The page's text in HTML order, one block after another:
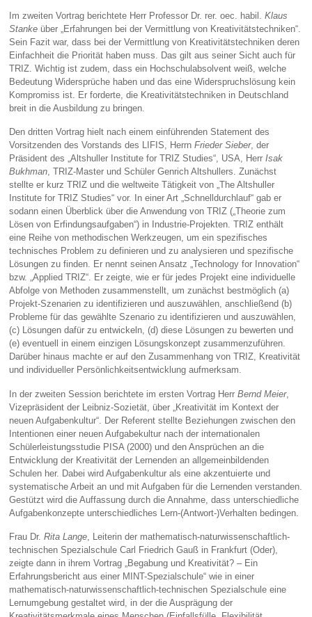
Im zweiten Vortrag berichtete Herr Professor Dr. rer. oec. habil.Klaus
Stanke über „Erfahrungen bei der Vermittlung von Kreativitätstechniken“.
Sein Fazit war, dass bei der Vermittlung von Kreativitätstechniken deren
Einfachheit die Priorität haben muss. Das gilt aus seiner Sicht auch für
TRIZ. Wichtig ist zudem, dass ein Hochschulabsolvent weiß, welche
Bedeutung Widersprüche haben und das eine Widerspruchslösung kein
Kompromiss ist. Er forderte, die Kreativitätstechniken in Deutschland
breit in die Ausbildung zu bringen.
Den dritten Vortrag hielt nach einem einführenden Statement des
Vorsitzenden des Vorstands des LIFIS, HerrnFrieder Sieber, der
Präsident des „Altshuller Institute for TRIZ Studies“, USA, HerrIsak
Bukhman, TRIZ-Master und Schüler Genrich Altshullers. Zunächst
stellte er kurz TRIZ und die weltweite Tätigkeit von „The Altshuller
Institute for TRIZ Studies“ vor. In einer Art „Schnelldurchlauf“ gab er
sodann einen Überblick über die Anwendung von TRIZ („Theorie zum
Lösen von Erfindungsaufgaben“) in Industrie-Projekten. TRIZ enthält
eine Reihe von methodischen Werkzeugen, um ein spezifisches
technisches Problem zu definieren und zu analysieren und spezifische
Lösungen zu finden. Er nennt seinen Ansatz „Technology for Innovation“
bzw. „Applied TRIZ“. Er zeigte, wie er für jedes Projekt eine individuelle
Abfolge von Methoden zusammenstellt, um zunächst bestmöglich (a)
Projekt-Szenarien zu identifizieren und auszuwählen, anschließend (b)
Probleme für das gewählte Szenario zu identifizieren und auszuwählen,
(c) Lösungen dafür zu entwickeln, (d) diese Lösungen zu bewerten und
(e) eventuell in einem einzigen Lösungskonzept zusammenzuführen.
Darüber hinaus machte er auf den Zusammenhang von TRIZ, Kreativität
und individueller Persönlichkeitsentwicklung aufmerksam.
In der zweiten Session berichtete im ersten Vortrag HerrBernd Meier,
Vizepräsident der Leibniz-Sozietät, über „Kreativität im Kontext der
neuen Aufgabenkultur“. Der Referent stellte Beziehungen zwischen den
Intentionen einer neuen Aufgabekultur nach der internationalen
Schülerleistungsstudie PISA (2000) und den Ansprüchen an die
Entwicklung der Kreativität der Lernenden an allgemeinbildenden
Schulen her. Dabei wird Aufgabenkultur als eine akzentuierte und
systematische Arbeit an und mit Aufgaben für die Lernenden verstanden.
Gestützt wird die Auffassung durch die Annahme, dass unterschiedliche
Aufgabenkonzepte unterschiedliches Lern-(Antwort-)Verhalten bedingen.
Frau Dr.Rita Lange, Leiterin der mathematisch-naturwissenschaftlich-
technischen Spezialschule Carl Friedrich Gauß in Frankfurt (Oder),
zeigte dann in ihrem Vortrag „Begabung und Kreativität? – Ein
Erfahrungsbericht aus einer MINT-Spezialschule“ wie in einer
mathematisch-naturwissenschaftlich-technischen Spezialschule eine
Lernumgebung gestaltet wird, in der die Ausprägung der